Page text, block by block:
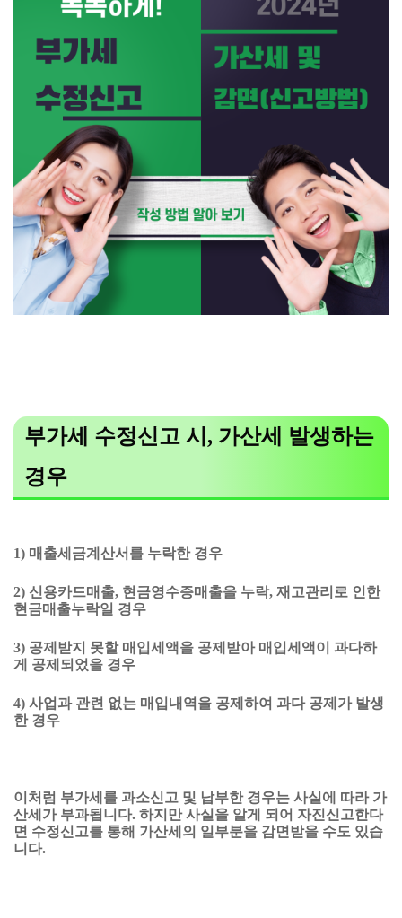
부가세 수정신고 시, 가산세 발생하는
경우
1) 매출세금계산서를 누락한 경우
2) 신용카드매출, 현금영수증매출을 누락, 재고관리로 인한
현금매출누락일 경우
3) 공제받지 못할 매입세액을 공제받아 매입세액이 과다하
게 공제되었을 경우
4) 사업과 관련 없는 매입내역을 공제하여 과다 공제가 발생
한 경우
이처럼 부가세를 과소신고 및 납부한 경우는 사실에 따라 가
산세가 부과됩니다. 하지만 사실을 알게 되어 자진신고한다
면 수정신고를 통해 가산세의 일부분을 감면받을 수도 있습
니다.